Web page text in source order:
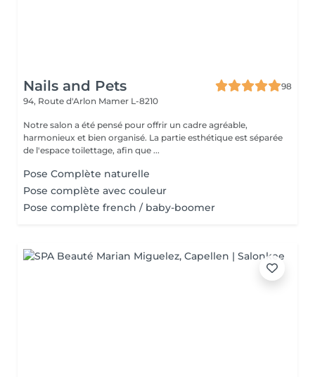
Nails and Pets
98
94, Route d'Arlon Mamer L-8210
Notre salon a été pensé pour offrir un cadre agréable,
harmonieux et bien organisé. La partie esthétique est séparée
de l'espace toilettage, afin que ...
Pose Complète naturelle
Pose complète avec couleur
Pose complète french / baby-boomer